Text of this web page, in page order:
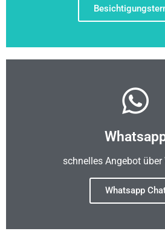
schnelles Angebot über
Whatsapp